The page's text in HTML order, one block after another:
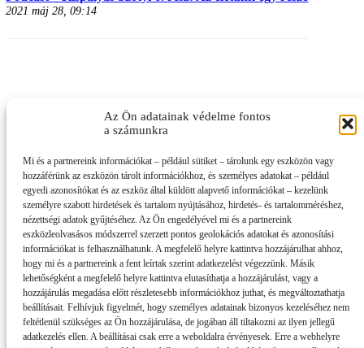
Az Ön adatainak védelme fontos
a számunkra
Mi és a partnereink információkat – például sütiket – tárolunk egy eszközön vagy
hozzáférünk az eszközön tárolt információkhoz, és személyes adatokat – például
egyedi azonosítókat és az eszköz által küldött alapvető információkat – kezelünk
személyre szabott hirdetések és tartalom nyújtásához, hirdetés- és tartalomméréshez,
nézettségi adatok gyűjtéséhez. Az Ön engedélyével mi és a partnereink
eszközleolvasásos módszerrel szerzett pontos geolokációs adatokat és azonosítási
információkat is felhasználhatunk. A megfelelő helyre kattintva hozzájárulhat ahhoz,
hogy mi és a partnereink a fent leírtak szerint adatkezelést végezzünk. Másik
lehetőségként a megfelelő helyre kattintva elutasíthatja a hozzájárulást, vagy a
hozzájárulás megadása előtt részletesebb információkhoz juthat, és megváltoztathatja
beállításait. Felhívjuk figyelmét, hogy személyes adatainak bizonyos kezeléséhez nem
feltétlenül szükséges az Ön hozzájárulása, de jogában áll tiltakozni az ilyen jellegű
adatkezelés ellen. A beállításai csak erre a weboldalra érvényesek. Erre a webhelyre
2021 máj 28, 09:14